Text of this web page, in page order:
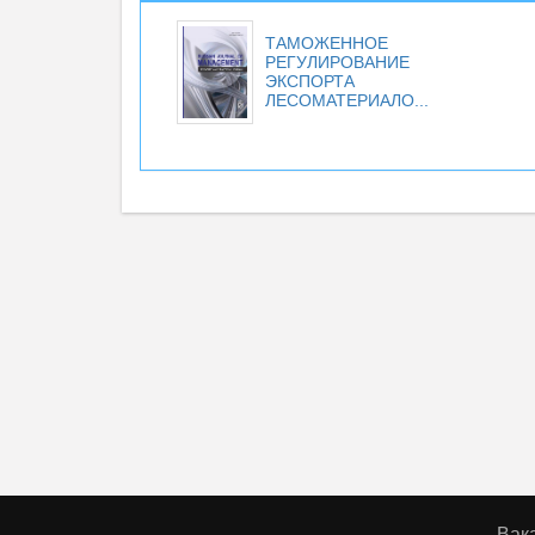
ТАМОЖЕННОЕ
РЕГУЛИРОВАНИЕ
ЭКСПОРТА
ЛЕСОМАТЕРИАЛО...